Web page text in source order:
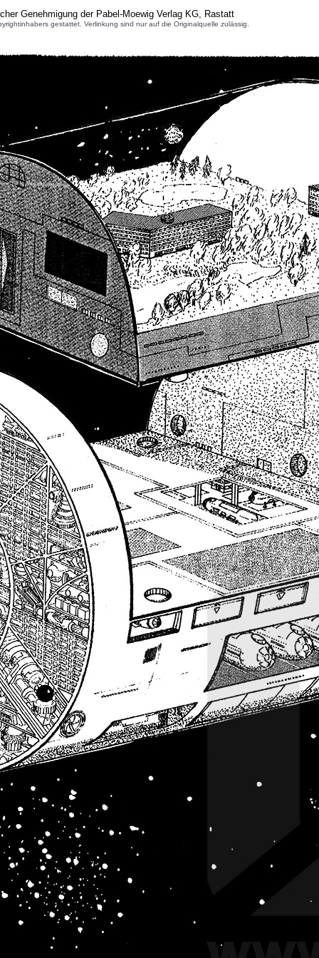
Genehmigung der Pabel-Moewig Verlag KG, Rastatt
gestattet. Verlinkung sind nur auf die Originalquelle zulässig.